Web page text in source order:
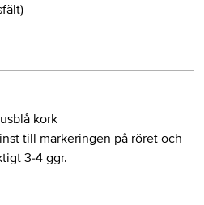
kork
till markeringen på röret och
3-4 ggr.